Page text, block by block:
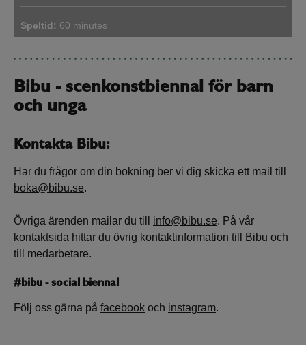
Speltid: 60 minutes
Bibu - scenkonstbiennal för barn
och unga
Kontakta Bibu:
Har du frågor om din bokning ber vi dig skicka ett mail till
boka@bibu.se.
Övriga ärenden mailar du till info@bibu.se. På vår
kontaktsida hittar du övrig kontaktinformation till Bibu och
till medarbetare.
#bibu - social biennal
Följ oss gärna på facebook och instagram.